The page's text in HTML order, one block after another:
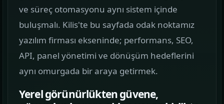
Kurumsal Web Tasarım
E-ticaret Sitesi Tasarımı
SATIŞ VITRINI
MOBIL ÜRÜN
ve süreç otomasyonu aynı sistem içinde
buluşmalı. Kilis'te bu sayfada odak noktamız
yazılım firması ekseninde; performans, SEO,
API, panel yönetimi ve dönüşüm hedeflerini
aynı omurgada bir araya getirmek.
Yerel görünürlükten güvene,